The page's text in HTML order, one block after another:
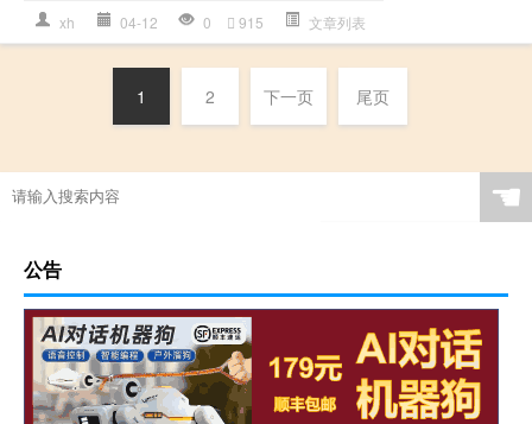
xh 04-12 0 915 文章列表
1 2 下一页 尾页
☚
公告